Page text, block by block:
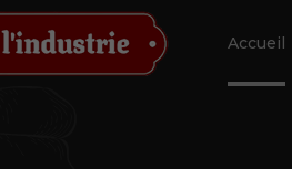
Accueil